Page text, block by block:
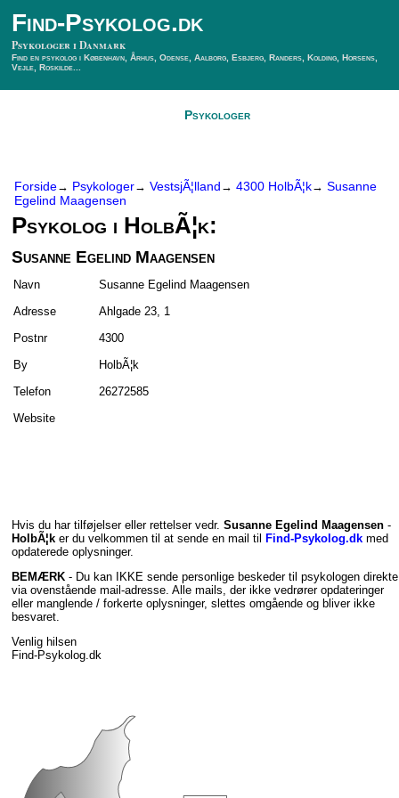
Find-Psykolog.dk
Psykologer i Danmark
Find en psykolog i København, Århus, Odense, Aalborg, Esbjerg, Randers, Kolding, Horsens,
Vejle, Roskilde...
Psykologer
Forside→ Psykologer→ VestsjÃ¦lland → 4300 HolbÃ¦k→ Susanne
Egelind Maagensen
Psykolog i HolbÃ¦k:
Susanne Egelind Maagensen
Navn
Susanne Egelind Maagensen
Adresse
Ahlgade 23, 1
Postnr
4300
By
HolbÃ¦k
Telefon
26272585
Website
Hvis du har tilføjelser eller rettelser vedr. Susanne Egelind Maagensen -
HolbÃ¦k er du velkommen til at sende en mail til Find-Psykolog.dk med
opdaterede oplysninger.
BEMÆRK - Du kan IKKE sende personlige beskeder til psykologen direkte
via ovenstående mail-adresse. Alle mails, der ikke vedrører opdateringer
eller manglende / forkerte oplysninger, slettes omgående og bliver ikke
besvaret.
Venlig hilsen
Find-Psykolog.dk